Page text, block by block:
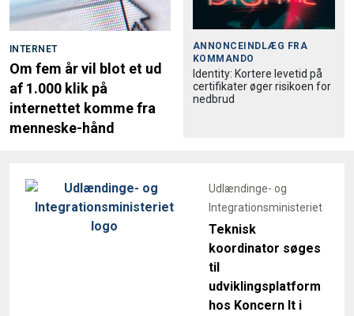
INTERNET
Om fem år vil blot et ud
af 1.000 klik på
internettet komme fra
menneske-hånd
ANNONCEINDLÆG FRA
KOMMANDO
Identity: Kortere levetid på
certifikater øger risikoen for
nedbrud
Udlændinge- og
Integrationsministeriet
Teknisk
koordinator søges
til
udviklingsplatform
hos Koncern It i